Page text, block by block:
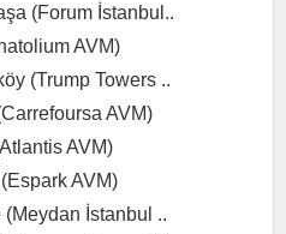
(Forum İstanbul..
AVM)
(Trump Towers ..
AVM)
AVM)
AVM)
İstanbul ..